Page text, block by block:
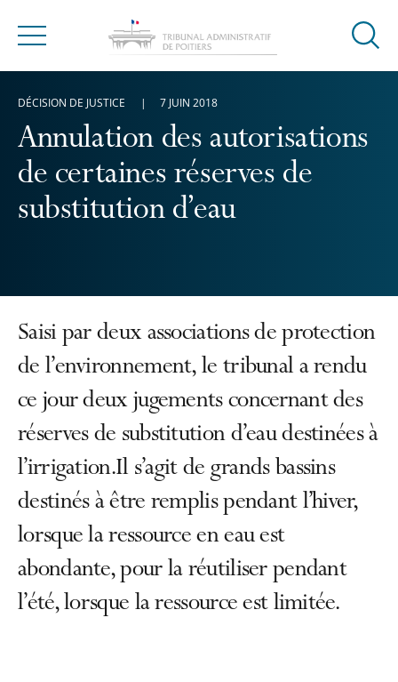
Menu
Ouvrir
Annulation des autorisations
de certaines réserves de
substitution d’eau
DÉCISION DE JUSTICE 7 JUIN 2018
Saisi par deux associations de protection
de l’environnement, le tribunal a rendu
ce jour deux jugements concernant des
réserves de substitution d’eau destinées à
l’irrigation.Il s’agit de grands bassins
destinés à être remplis pendant l’hiver,
lorsque la ressource en eau est
abondante, pour la réutiliser pendant
l’été, lorsque la ressource est limitée.